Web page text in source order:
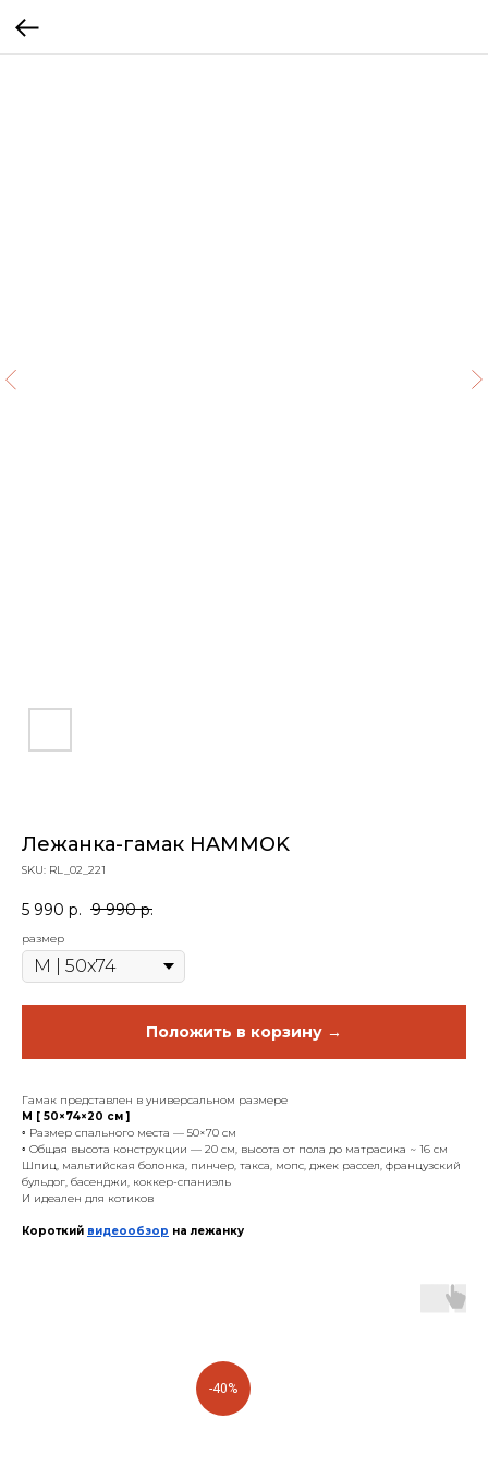
Лежанка-гамак HAMMOK
SKU: RL_02_221
5 990 р. 9 990 р.
размер
Положить в корзину →
Гамак представлен в универсальном размере
M [ 50×74×20 см ]
◦ Размер спального места — 50×70 см
◦ Общая высота конструкции — 20 см, высота от пола до матрасика ~ 16 см
Шпиц, мальтийская болонка, пинчер, такса, мопс, джек рассел, французский
бульдог, басенджи, коккер-спаниэль
И идеален для котиков
Короткий видеообзор на лежанку
-40%